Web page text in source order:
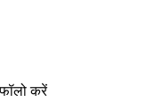
फॉलो करें